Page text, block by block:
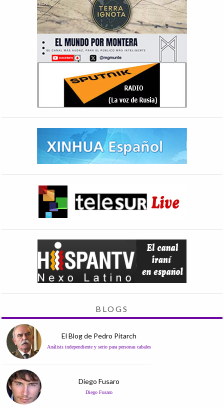
BLOGS
El Blog de Pedro Pitarch
Análisis independiente y serio para personas cabales
Diego Fusaro
Diego Fusaro